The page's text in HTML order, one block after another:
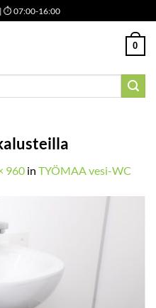
| ⏱ 07:00-16:00
0
960 in TYÖMAA vesi-WC